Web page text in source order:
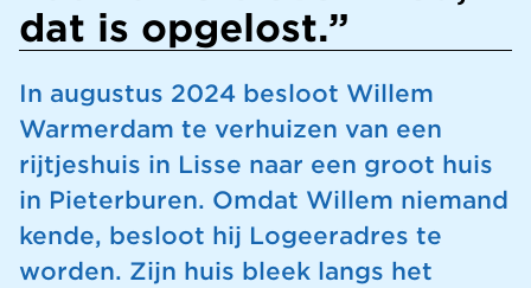
dat is opgelost.”
In augustus 2024 besloot Willem
Warmerdam te verhuizen van een
rijtjeshuis in Lisse naar een groot huis
in Pieterburen. Omdat Willem niemand
kende, besloot hij Logeeradres te
worden. Zijn huis bleek langs het